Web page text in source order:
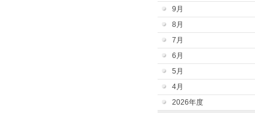
9月
8月
7月
6月
5月
4月
2026年度